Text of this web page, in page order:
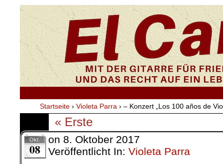
Startseite › Violeta Parra › – Konzert „Los 100 años de
« Erste
Okt.
08
on 8. Oktober 2017
Veröffentlicht In: Violeta Parra